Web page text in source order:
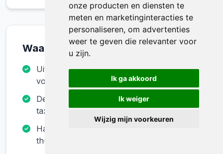
onze producten en diensten te
meten en marketinginteracties te
personaliseren, om advertenties
weer te geven die relevanter voor
u zijn.
Ik ga akkoord
Ik weiger
Wijzig mijn voorkeuren
Waarom Voor Ons Kiezen?
Uitgebreide collectie authentieke antieke
voorwerpen
Deskundige begeleiding bij aankoop en
taxatie
Handige antiek winkel online voor
thuiswinkelen